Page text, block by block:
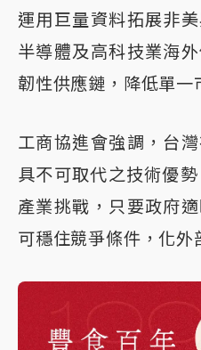
運用巨量資料拓展非
半導體及高科技業海
韌性供應鏈，降低單一
工商協進會強調，台
具不可取代之技術優
產業挑戰，只要政府
可穩住競爭條件，化外